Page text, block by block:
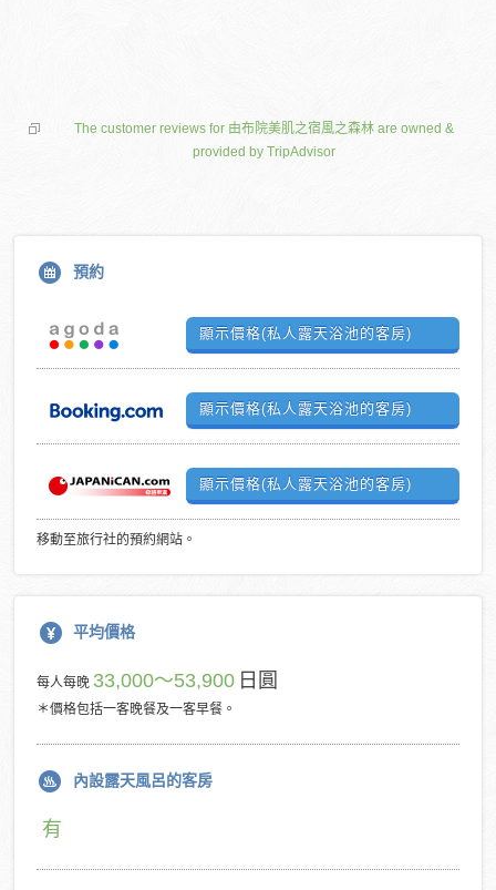
The customer reviews for 由布院美肌之宿風之森林 are owned &
provided by TripAdvisor
預約
顯示價格(私人露天浴池的客房)
顯示價格(私人露天浴池的客房)
顯示價格(私人露天浴池的客房)
移動至旅行社的預約網站。
平均價格
每人每晚 33,000～53,900 日圓
＊價格包括一客晚餐及一客早餐。
內設露天風呂的客房
有